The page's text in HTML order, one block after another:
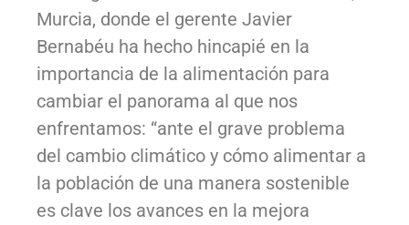
Murcia, donde el gerente Javier
Bernabéu ha hecho hincapié en la
importancia de la alimentación para
cambiar el panorama al que nos
enfrentamos: “ante el grave problema
del cambio climático y cómo alimentar a
la población de una manera sostenible
es clave los avances en la mejora